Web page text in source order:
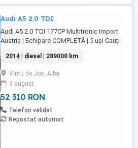
Audi A5 2.0 TDI
Audi A5 2.0 TDI 177CP Multitronic Import
Austria | Echipare COMPLETĂ | 5 uși Cauți
Îți prezentăm Audi A5, motorizare diesel
de 2.0 litri (177CP), cutie automată
Multitronic, cu un consum mixt de doar 4.8
l 100km! Mașina este import Austria, într-o
stare foarte ...
2014 | diesel | 289000 km
Vintu de Jos, Alba
3 august
52 310 RON
Telefon validat
Repostat automat